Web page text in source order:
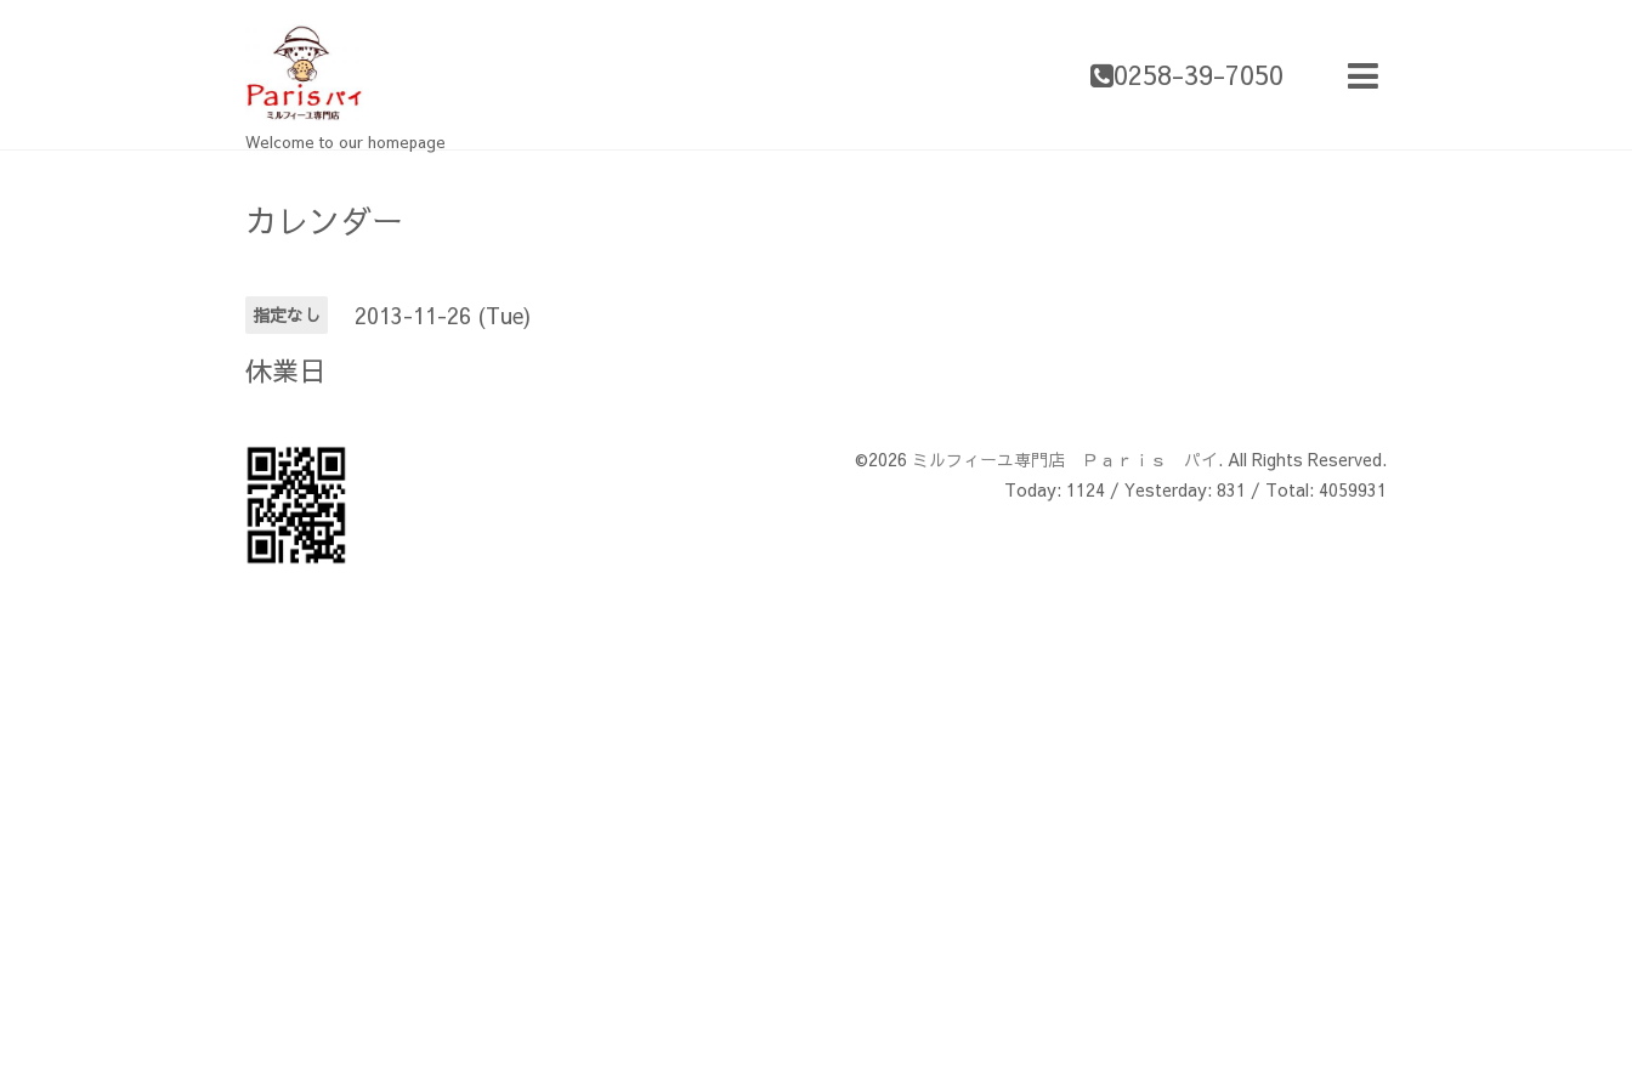
0258-39-7050
Welcome to our homepage
カレンダー
指定なし 2013-11-26 (Tue)
休業日
©2026 ミルフィーユ専門店 Ｐａｒｉｓ パイ. All Rights Reserved.
Today: 1124 / Yesterday: 831 / Total: 4059931